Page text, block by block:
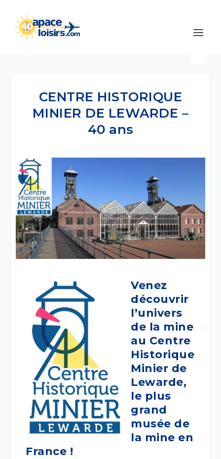
CENTRE HISTORIQUE
MINIER DE LEWARDE –
40 ans
Venez
découvrir
l’univers
de la mine
au Centre
Historique
Minier de
Lewarde,
le plus
grand
musée de
la mine en
France !